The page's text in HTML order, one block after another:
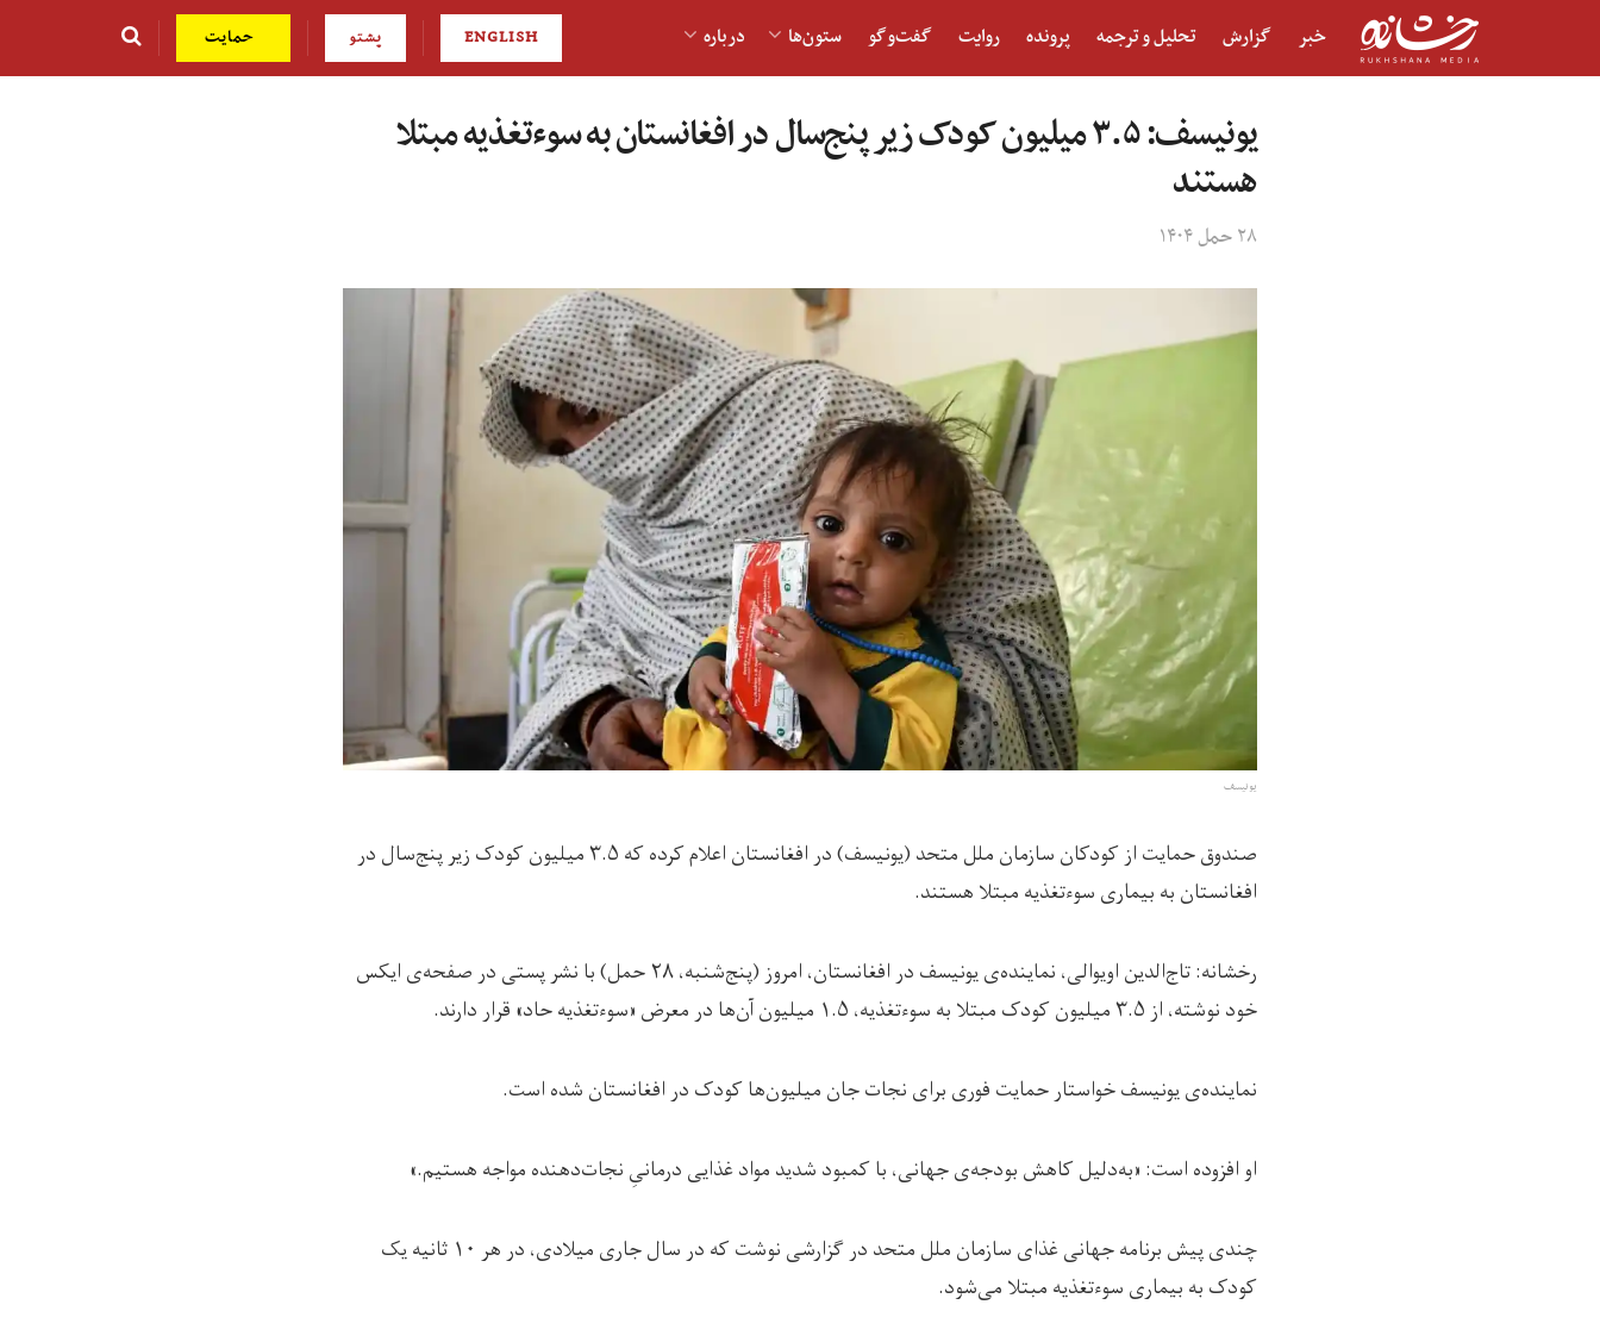
خبر گزارش تحلیل و ترجمه پرونده روایت گفت‌و‎گو ستون‌ها درباره ENGLISH پشتو حمایت
یونیسف: ۳.۵ میلیون کودک زیر پنج‌سال در افغانستان به سوءتغذیه‌ مبتلا
هستند
۲۸ حمل ۱۴۰۴
یونیسف
صندوق حمایت از کودکان سازمان ملل متحد (یونیسف) در افغانستان اعلام کرده که ۳.۵ میلیون کودک زیر پنج‌سال در
افغانستان به بیماری سوءتغذیه مبتلا هستند.
رخشانه: تاج‌الدین اویوالی، نماینده‌ی یونیسف در افغانستان، امروز (پنج‌شنبه، ۲۸ حمل) با نشر پستی در صفحه‌ی ایکس
خود نوشته، از ۳.۵ میلیون کودک مبتلا به سوءتغذیه‌، ۱.۵ میلیون آن‌ها در معرض «سوءتغذیه‌ حاد» قرار دارند.
نماینده‌ی یونیسف خواستار حمایت فوری برای نجات جان میلیون‌ها کودک در افغانستان شده است.
او افزوده است: «به‌دلیل کاهش بودجه‌ی جهانی، با کمبود شدید مواد غذایی درمانیِ نجات‌دهنده مواجه هستیم.»
چندی پیش برنامه‌ جهانی غذای سازمان ملل متحد در گزارشی نوشت که در سال جاری میلادی، در هر ۱۰ ثانیه یک
کودک به بیماری سوءتغذیه مبتلا می‌شود.